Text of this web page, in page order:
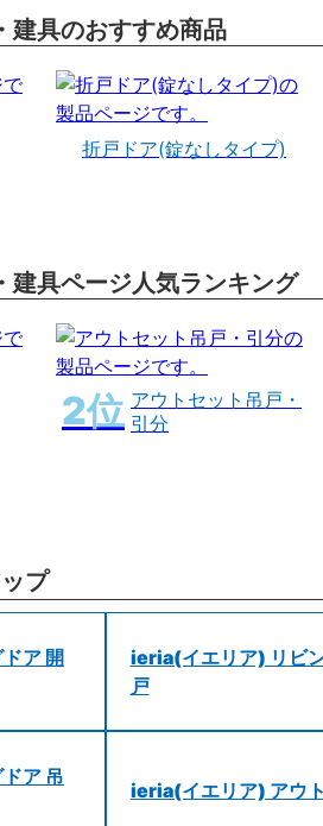
建具のおすすめ商品
折戸ドア(錠なしタイプ)
建具ページ人気ランキング
アウトセット吊戸・
引分
プ
ア 開
ieria(イエリア) リビン
戸
ア 吊
ieria(イエリア) アウ